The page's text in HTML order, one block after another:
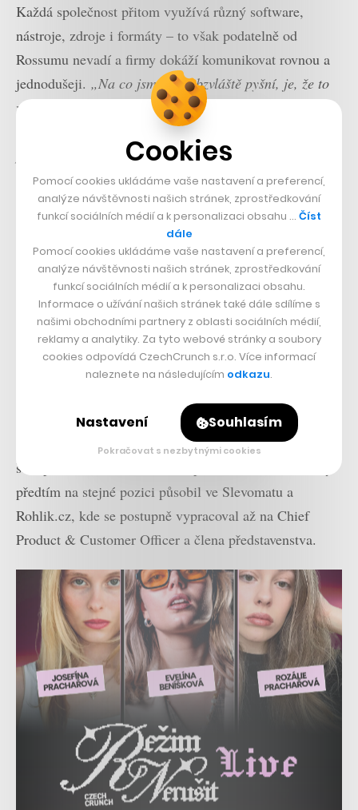
Každá společnost přitom využívá různý software,
nástroje, zdroje i formáty – to však podatelně od
Rossumu nevadí a firmy dokáží komunikovat rovnou a
jednodušeji. „Na co jsme ale obzvláště pyšní, je, že to
vše děláme z Prahy. Od vývoje AI přes produkt po sales
a support. Vidíme v tom ohromnou přidanou hodnotu,
protože když jsou všichni pohromadě, nevzniká
informační šum,“pochvaluje si Gogár.
Trojnásobný růst
Podobně jako v loňském roce chce dvaatřicetiletý
ředitel i letos dovést startup k trojnásobnému růstu a po
vzoru metodologie škálování „triple triple double
double“ chce s Rossumem za pár let dosáhnout
stomilionových tržeb vyjádřených v amerických
Aby tento ambiciózní cíl startup dokázal naplnit, najal
do týmu v poslední době také významné posily. Do role
šéfa produktu Rossumu nastoupil Martin Snížek, který
předtím na stejné pozici působil ve Slevomatu a
Rohlik.cz, kde se postupně vypracoval až na Chief
Product & Customer Officer a člena představenstva.
Cookies
Pomocí cookies ukládáme vaše nastavení a preferencí,
analýze návštěvnosti našich stránek, zprostředkování
funkcí sociálních médií a k personalizaci obsahu … Číst
dále
Pomocí cookies ukládáme vaše nastavení a preferencí,
analýze návštěvnosti našich stránek, zprostředkování
funkcí sociálních médií a k personalizaci obsahu.
Informace o užívání našich stránek také dále sdílíme s
našimi obchodními partnery z oblasti sociálních médií,
reklamy a analytiky. Za tyto webové stránky a soubory
cookies odpovídá CzechCrunch s.r.o. Více informací
naleznete na následujícím odkazu.
Nastavení Souhlasím
Pokračovat s nezbytnými cookies